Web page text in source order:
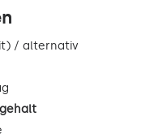
/ alternativ